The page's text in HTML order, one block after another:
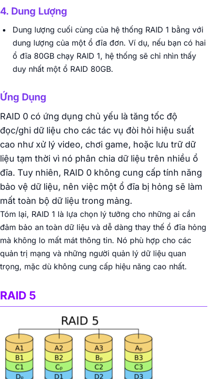
4. Dung Lượng
Dung lượng cuối cùng của hệ thống RAID 1 bằng với
dung lượng của một ổ đĩa đơn. Ví dụ, nếu bạn có hai
ổ đĩa 80GB chạy RAID 1, hệ thống sẽ chỉ nhìn thấy
duy nhất một ổ RAID 80GB.
Ứng Dụng
RAID 0 có ứng dụng chủ yếu là tăng tốc độ
đọc/ghi dữ liệu cho các tác vụ đòi hỏi hiệu suất
cao như xử lý video, chơi game, hoặc lưu trữ dữ
liệu tạm thời vì nó phân chia dữ liệu trên nhiều ổ
đĩa. Tuy nhiên, RAID 0 không cung cấp tính năng
bảo vệ dữ liệu, nên việc một ổ đĩa bị hỏng sẽ làm
mất toàn bộ dữ liệu trong mảng.
Tóm lại, RAID 1 là lựa chọn lý tưởng cho những ai cần
đảm bảo an toàn dữ liệu và dễ dàng thay thế ổ đĩa hỏng
mà không lo mất mát thông tin. Nó phù hợp cho các
quản trị mạng và những người quản lý dữ liệu quan
trọng, mặc dù không cung cấp hiệu năng cao nhất.
RAID 5